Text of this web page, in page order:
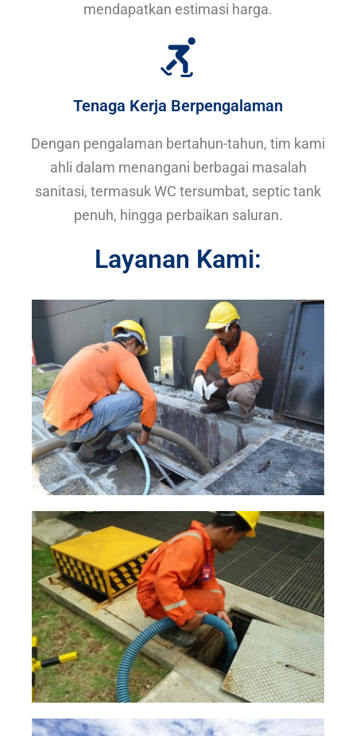
mendapatkan estimasi harga.
Tenaga Kerja Berpengalaman
Dengan pengalaman bertahun-tahun, tim kami
ahli dalam menangani berbagai masalah
sanitasi, termasuk WC tersumbat, septic tank
penuh, hingga perbaikan saluran.
Layanan Kami: